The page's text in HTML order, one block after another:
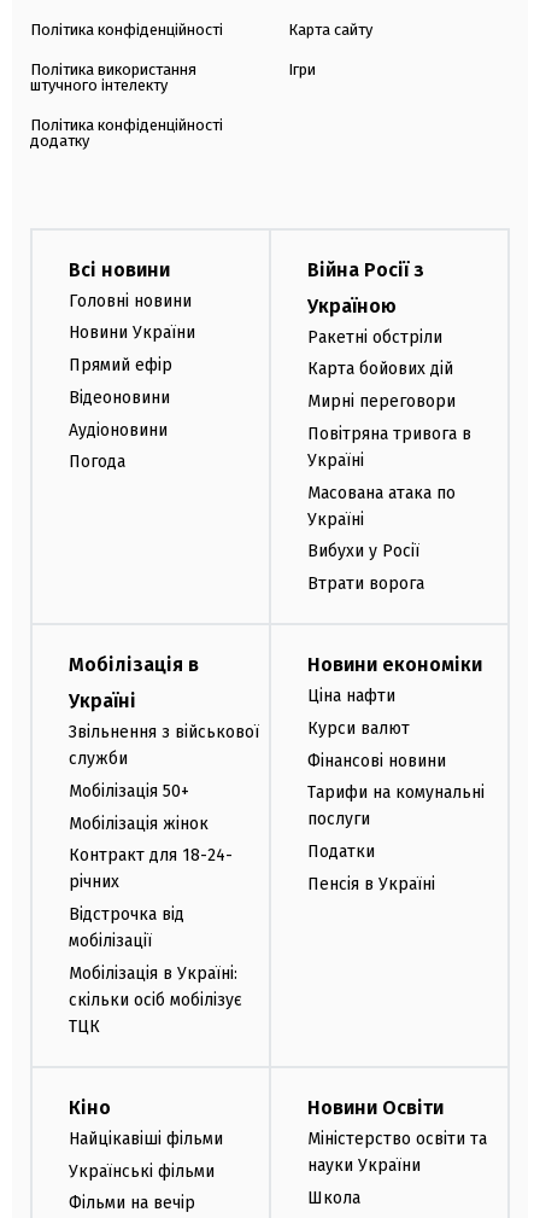
Політика конфіденційності
Політика використання
штучного інтелекту
Політика конфіденційності
додатку
Карта сайту
Ігри
Всі новини
Головні новини
Новини України
Прямий ефір
Відеоновини
Аудіоновини
Погода
Війна Росії з
Україною
Ракетні обстріли
Карта бойових дій
Мирні переговори
Повітряна тривога в
Україні
Масована атака по
Україні
Вибухи у Росії
Втрати ворога
Мобілізація в
Україні
Звільнення з військової
служби
Мобілізація 50+
Мобілізація жінок
Контракт для 18-24-
річних
Відстрочка від
мобілізації
Мобілізація в Україні:
скільки осіб мобілізує
ТЦК
Новини економіки
Ціна нафти
Курси валют
Фінансові новини
Тарифи на комунальні
послуги
Податки
Пенсія в Україні
Кіно
Найцікавіші фільми
Українські фільми
Фільми на вечір
Новини Освіти
Міністерство освіти та
науки України
Школа